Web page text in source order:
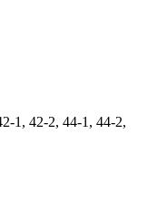
1, 42-2, 44-1, 44-2,